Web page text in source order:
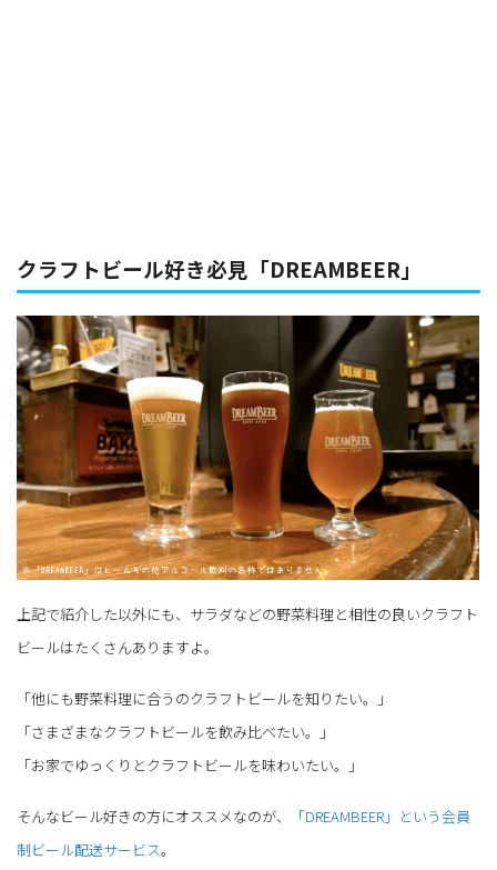
クラフトビール好き必見「DREAMBEER」
上記で紹介した以外にも、サラダなどの野菜料理と相性の良いクラフト
ビールはたくさんありますよ。
「他にも野菜料理に合うのクラフトビールを知りたい。」
「さまざまなクラフトビールを飲み比べたい。」
「お家でゆっくりとクラフトビールを味わいたい。」
そんなビール好きの方にオススメなのが、
「DREAMBEER」という会員
制ビール配送サービス。